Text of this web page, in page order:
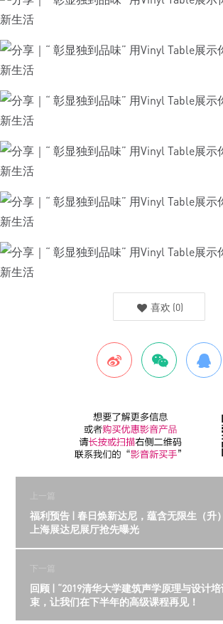
喜欢 (0)
上一篇
福利预告 | 春日焕新达尼，蕴含无限生（
上海展达尼展厅抢先曝光
下一篇
回顾 | “2019清华大学建筑声学原理与设计
束，让我们在下半年的高级课程再见！